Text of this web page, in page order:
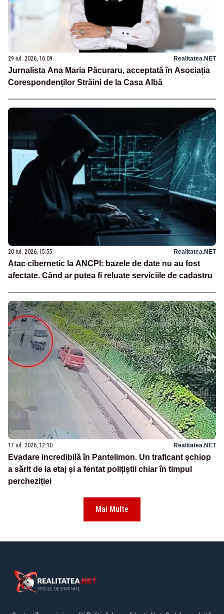
29 iul. 2026, 16:09 Realitatea.NET
Jurnalista Ana Maria Păcuraru, acceptată în Asociația
Corespondenților Străini de la Casa Albă
20 iul. 2026, 15:55 Realitatea.NET
Atac cibernetic la ANCPI: bazele de date nu au fost
afectate. Când ar putea fi reluate serviciile de cadastru
17 iul. 2026, 12:10 Realitatea.NET
Evadare incredibilă în Pantelimon. Un traficant șchiop
a sărit de la etaj și a fentat polițiștii chiar în timpul
percheziției
Mai Multe